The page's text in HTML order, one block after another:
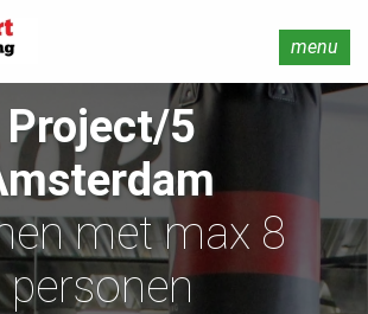
menu
Project/5
met max 8
personen